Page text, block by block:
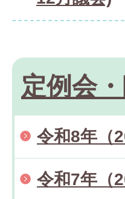
定例会
令和8年（
令和7年（